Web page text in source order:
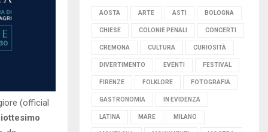
(official
AOSTA ARTE ASTI BOLOGNA
CHIESE COLONIE PENALI CONCERTI
CREMONA CULTURA CURIOSITÀ
DIVERTIMENTO EVENTI FESTIVAL
FIRENZE FOLKLORE FOTOGRAFIA
GASTRONOMIA IN EVIDENZA
LATINA MARE MILANO